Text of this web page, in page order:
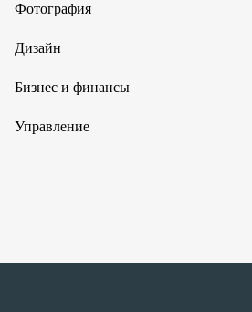
Фотография
Дизайн
Бизнес и финансы
Управление